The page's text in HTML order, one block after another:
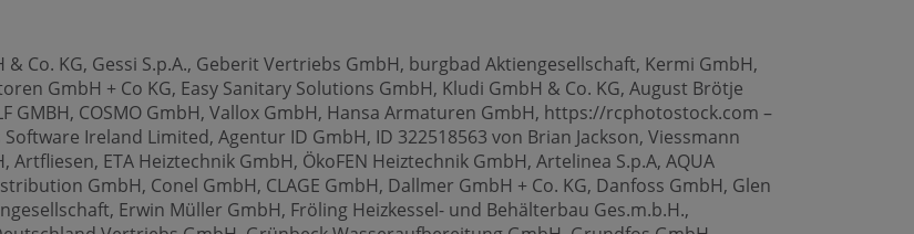
& Co. KG, Gessi S.p.A., Geberit Vertriebs GmbH, burgbad Aktiengesellschaft, Kermi GmbH,
GmbH + Co KG, Easy Sanitary Solutions GmbH, Kludi GmbH & Co. KG, August Brötje
GMBH, COSMO GmbH, Vallox GmbH, Hansa Armaturen GmbH, https://rcphotostock.com –
Ireland Limited, Agentur ID GmbH, ID 322518563 von Brian Jackson, Viessmann
ETA Heiztechnik GmbH, ÖkoFEN Heiztechnik GmbH, Artelinea S.p.A, AQUA
GmbH, Conel GmbH, CLAGE GmbH, Dallmer GmbH + Co. KG, Danfoss GmbH, Glen
Erwin Müller GmbH, Fröling Heizkessel- und Behälterbau Ges.m.b.H.,